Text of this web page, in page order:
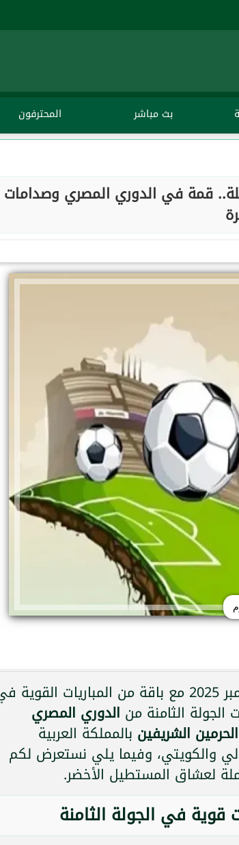
بث مباشر المحترفون
قمة في الدوري المصري وصدامات
عشاق كرة القدم على موعد اليوم الإثنين 22 سبتمبر 2025 مع باقة من المباريات
الجولة الثامنة من الدوري المصري
الشريفين بالمملكة العربية
والكويتي، وفيما يلي نستعرض لكم
لعشاق المستطيل الأخضر.
قوية في الجولة الثامنة